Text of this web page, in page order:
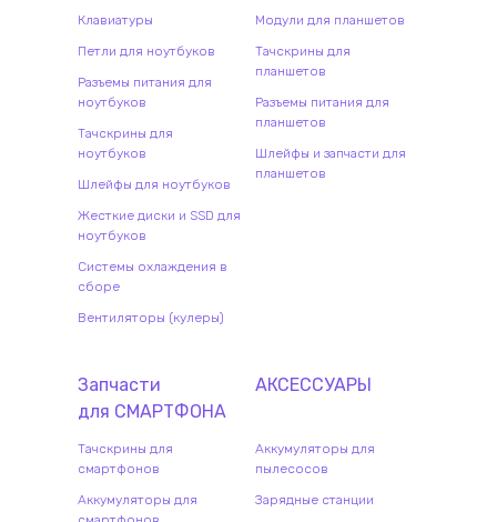
Клавиатуры
Петли для ноутбуков
Разъемы питания для
ноутбуков
Тачскрины для
ноутбуков
Шлейфы для ноутбуков
Жесткие диски и SSD для
ноутбуков
Системы охлаждения в
сборе
Вентиляторы (кулеры)
Модули для планшетов
Тачскрины для
планшетов
Разъемы питания для
планшетов
Шлейфы и запчасти для
планшетов
Запчасти
для СМАРТФОНА
Тачскрины для
смартфонов
Аккумуляторы для
АКСЕССУАРЫ
Аккумуляторы для
пылесосов
Зарядные станции